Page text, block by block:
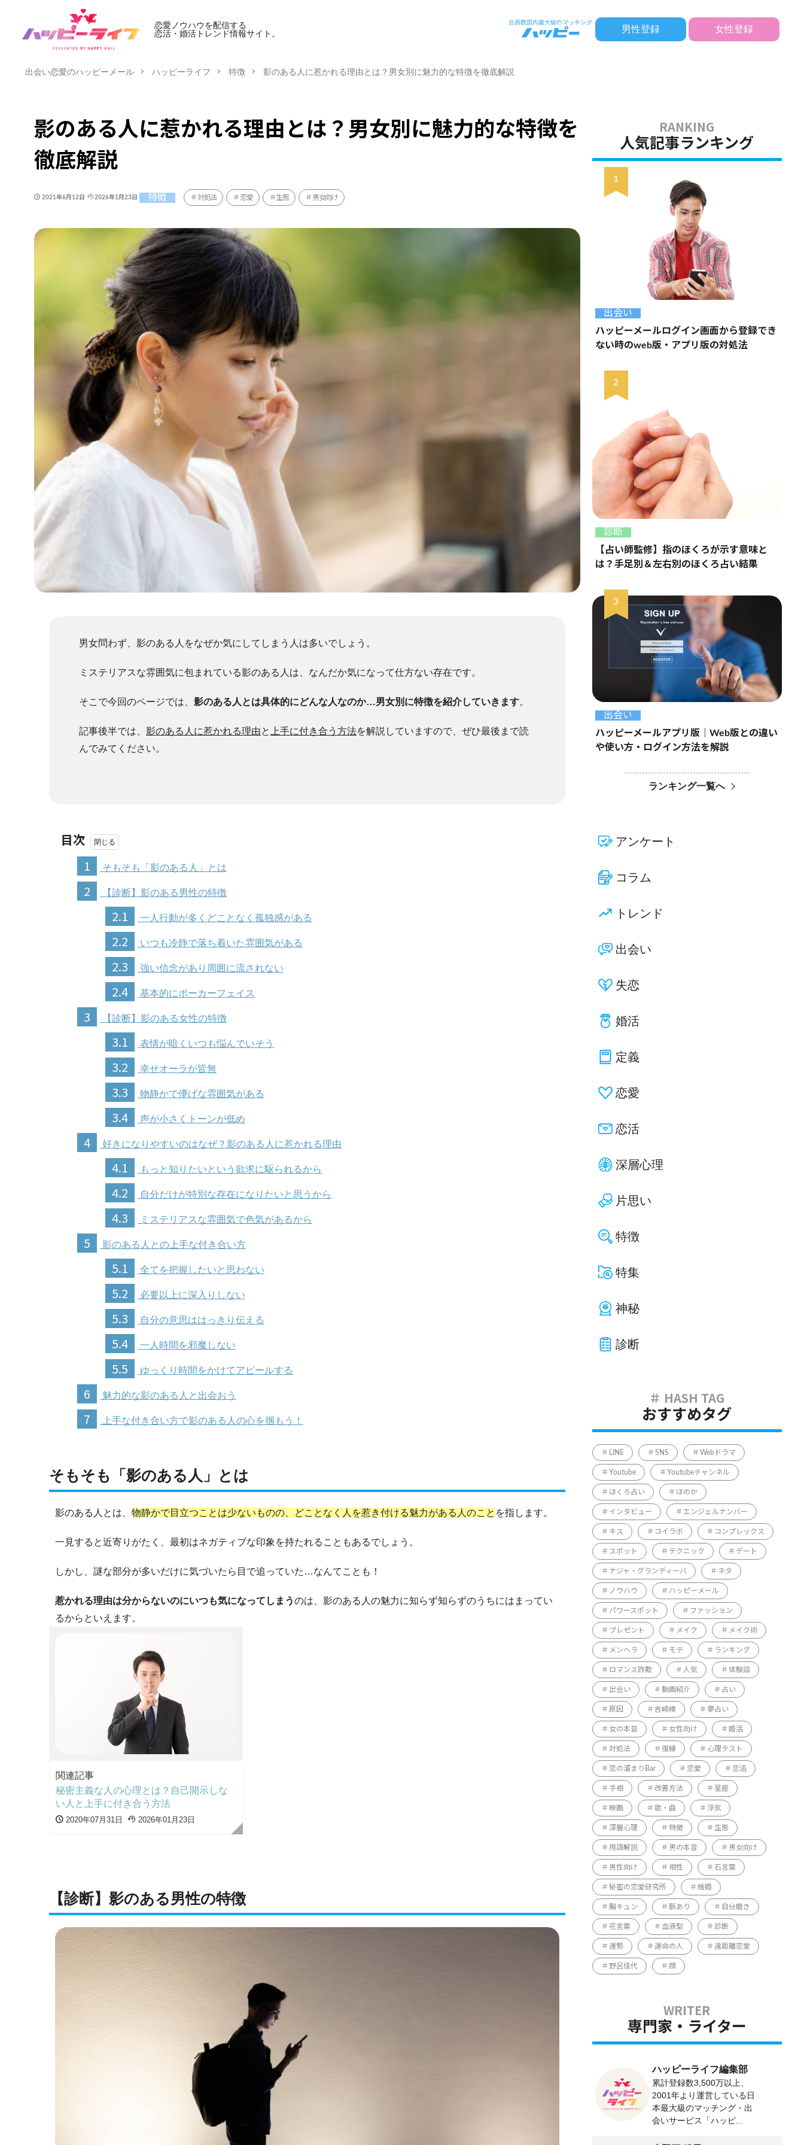
恋愛ノウハウを配信する
恋活・婚活トレンド情報サイト。
男性登録 女性登録
出会い恋愛のハッピーメール ハッピーライフ 特徴 影のある人に惹かれる理由とは？男女別に魅力的な特徴を徹底解説
影のある人に惹かれる理由とは？男女別に魅力的な特徴を
徹底解説
2021年6月12日 2026年1月23日 特徴 対処法 恋愛 生態 男女向け
男女問わず、影のある人をなぜか気にしてしまう人は多いでしょう。
ミステリアスな雰囲気に包まれている影のある人は、なんだか気になって仕方ない存在です。
そこで今回のページでは、 影のある人とは具体的にどんな人なのか…男女別に特徴を紹介していきます。
記事後半では、 影のある人に惹かれる理由と 上手に付き合う方法を解説していますので、ぜひ最後まで読
んでみてください。
目次
1
そもそも「影のある人」とは
2 【診断】影のある男性の特徴
2.1 一人行動が多くどことなく孤独感がある
2.2 いつも冷静で落ち着いた雰囲気がある
2.3 強い信念があり周囲に流されない
2.4 基本的にポーカーフェイス
3 【診断】影のある女性の特徴
3.1 表情が暗くいつも悩んでいそう
3.2 幸せオーラが皆無
3.3 物静かで儚げな雰囲気がある
3.4 声が小さくトーンが低め
4 好きになりやすいのはなぜ？影のある人に惹かれる理由
4.1 もっと知りたいという欲求に駆られるから
4.2 自分だけが特別な存在になりたいと思うから
4.3 ミステリアスな雰囲気で色気があるから
5 影のある人との上手な付き合い方
5.1 全てを把握したいと思わない
5.2 必要以上に深入りしない
5.3 自分の意思ははっきり伝える
5.4 一人時間を邪魔しない
5.5 ゆっくり時間をかけてアピールする
6 魅力的な影のある人と出会おう
7 上手な付き合い方で影のある人の心を掴もう！
そもそも「影のある人」とは
影のある人とは、 物静かで目立つことは少ないものの、どことなく人を惹き付ける魅力がある人のこと を指します。
一見すると近寄りがたく、最初はネガティブな印象を持たれることもあるでしょう。
しかし、謎な部分が多いだけに気づいたら目で追っていた…なんてことも！
惹かれる理由は分からないのにいつも気になってしまうのは、影のある人の魅力に知らず知らずのうちにはまってい
るからといえます。
関連記事
秘密主義な人の心理とは？自己開示しな
い人と上手に付き合う方法
2020年07月31日 2026年01月23日
【診断】影のある男性の特徴
人気記事ランキング
出会い
ハッピーメールログイン画面から登録でき
ない時のweb版・アプリ版の対処法
診断
【占い師監修】指のほくろが示す意味と
は？手足別＆左右別のほくろ占い結果
出会い
ハッピーメールアプリ版｜Web版との違い
や使い方・ログイン方法を解説
ランキング一覧へ
アンケート
コラム
トレンド
出会い
失恋
婚活
定義
恋愛
恋活
深層心理
片思い
特徴
特集
神秘
診断
おすすめタグ
LINE SNS Webドラマ
Youtube Youtubeチャンネル
ほくろ占い ほのか
インタビュー エンジェルナンバー
キス コイラボ コンプレックス
スポット テクニック デート
ナジャ・グランディーバ ネタ
ノウハウ ハッピーメール
パワースポット ファッション
プレゼント メイク メイク術
メンヘラ モテ ランキング
ロマンス詐欺 人気 体験談
出会い 動画紹介 占い
原因 吉崎綾 夢占い
女の本音 女性向け 婚活
対処法 復縁 心理テスト
恋の溜まりBar 恋愛 恋活
手相 改善方法 星座
映画 歌・曲 浮気
深層心理 特徴 生態
用語解説 男の本音 男女向け
男性向け 相性 石言葉
秘密の恋愛研究所 結婚
胸キュン 脈あり 自分磨き
花言葉 血液型 診断
運勢 運命の人 遠距離恋愛
野呂佳代 顔
専門家・ライター
ハッピーライフ編集部
累計登録数3,500万以上、
2001年より運営している日
本最大級のマッチング・出
会いサービス「ハッピ...